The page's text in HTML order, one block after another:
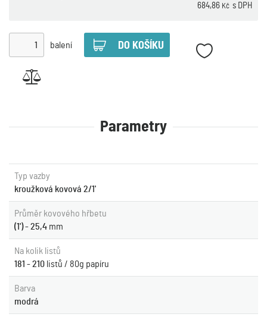
s DPH
684,86 Kč
balení
Parametry
Typ vazby
kroužková kovová 2/1'
Průměr kovového hřbetu
(1') - 25,4 mm
Na kolik listů
181 - 210 listů / 80g papíru
Barva
modrá